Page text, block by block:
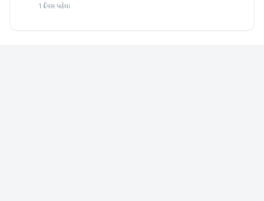
1 દિવસ પહેલા